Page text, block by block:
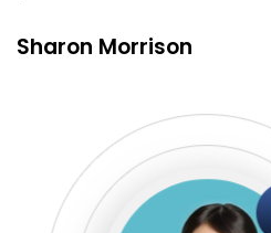
Sharon Morrison